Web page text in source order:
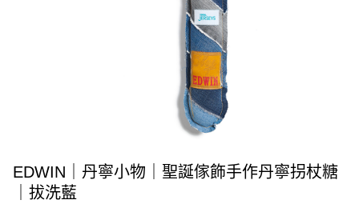
EDWIN｜丹寧小物｜聖誕傢飾手作丹寧拐杖糖
｜拔洗藍